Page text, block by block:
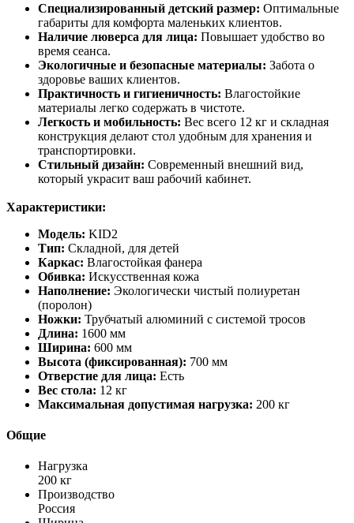
Специализированный детский размер: Оптимальные
габариты для комфорта маленьких клиентов.
Наличие люверса для лица: Повышает удобство во
время сеанса.
Экологичные и безопасные материалы: Забота о
здоровье ваших клиентов.
Практичность и гигиеничность: Влагостойкие
материалы легко содержать в чистоте.
Легкость и мобильность: Вес всего 12 кг и складная
конструкция делают стол удобным для хранения и
транспортировки.
Стильный дизайн: Современный внешний вид,
который украсит ваш рабочий кабинет.
Характеристики:
Модель: KID2
Тип: Складной, для детей
Каркас: Влагостойкая фанера
Обивка: Искусственная кожа
Наполнение: Экологически чистый полиуретан
(поролон)
Ножки: Трубчатый алюминий с системой тросов
Длина: 1600 мм
Ширина: 600 мм
Высота (фиксированная): 700 мм
Отверстие для лица: Есть
Вес стола: 12 кг
Максимальная допустимая нагрузка: 200 кг
Общие
Нагрузка
200 кг
Производство
Россия